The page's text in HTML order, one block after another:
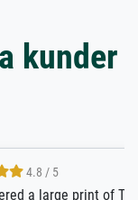
kunder